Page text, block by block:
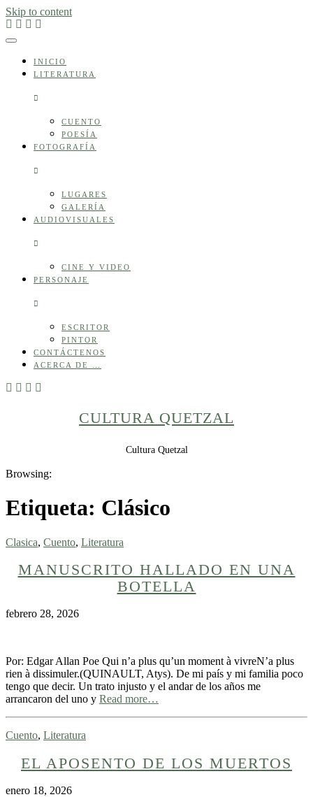
Skip to content
INICIO
LITERATURA
CUENTO
POESÍA
FOTOGRAFÍA
LUGARES
GALERÍA
AUDIOVISUALES
CINE Y VIDEO
PERSONAJE
ESCRITOR
PINTOR
CONTÁCTENOS
ACERCA DE …
CULTURA QUETZAL
Cultura Quetzal
Browsing:
Etiqueta: Clásico
Clasica, Cuento, Literatura
MANUSCRITO HALLADO EN UNA
BOTELLA
febrero 28, 2026
Por: Edgar Allan Poe Qui n’a plus qu’un moment à vivreN’a plus
rien à dissimuler.(QUINAULT, Atys). De mi país y mi familia poco
tengo que decir. Un trato injusto y el andar de los años me
arrancaron del uno y Read more…
Cuento, Literatura
EL APOSENTO DE LOS MUERTOS
enero 18, 2026